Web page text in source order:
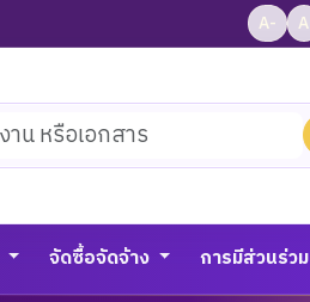
A- A
จัดซื้อจัดจ้าง การมีส่วนร่วม